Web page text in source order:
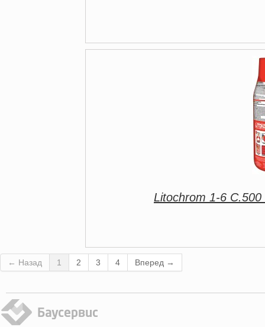
Litochrom 1-6
← Назад 1 2 3 4 Вперед →